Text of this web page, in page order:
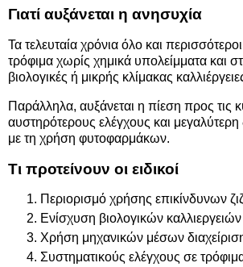
Γιατί αυξάνεται η ανησυχία
Τα τελευταία χρόνια όλο και
τρόφιμα χωρίς χημικά υπολείμματα και
βιολογικές ή μικρής κλίμακας
Παράλληλα, αυξάνεται η πίεση προς τις
αυστηρότερους ελέγχους και μεγαλύτερη
με τη χρήση φυτοφαρμάκων.
Τι προτείνουν οι ειδικοί
Περιορισμό χρήσης επικίνδυνων
Ενίσχυση βιολογικών καλλιεργειών
Χρήση μηχανικών μέσων
Συστηματικούς ελέγχους σε